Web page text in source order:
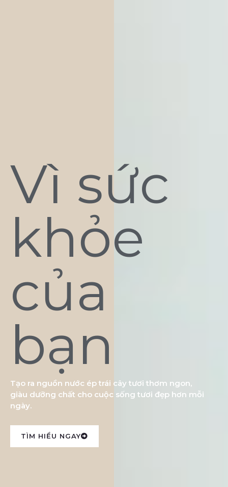
Vì sức
khỏe
của
bạn
Tạo ra nguồn nước ép trái cây tươi thơm ngon,
giàu dưỡng chất cho cuộc sống tươi đẹp hơn mỗi
ngày.
TÌM HIỂU NGAY